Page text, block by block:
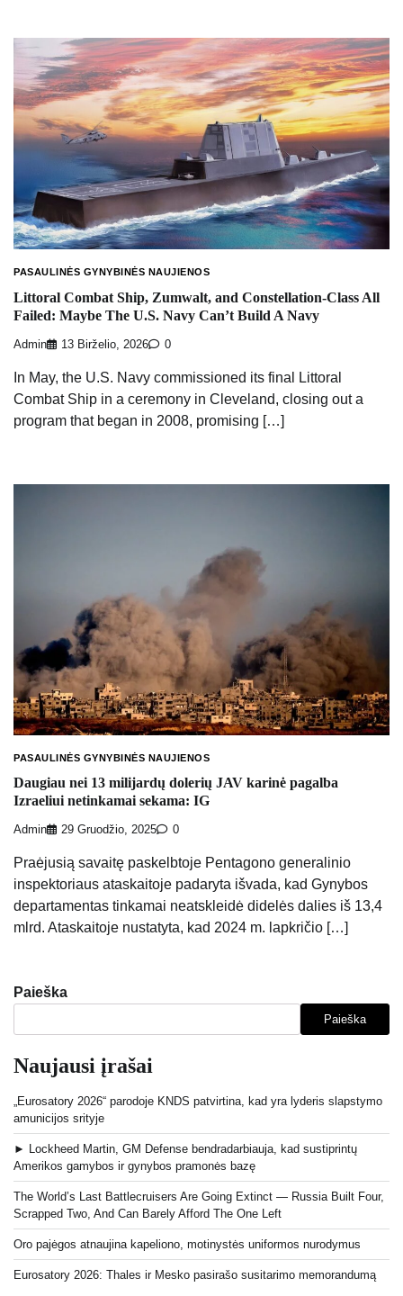
PASAULINĖS GYNYBINĖS NAUJIENOS
Littoral Combat Ship, Zumwalt, and Constellation-Class All
Failed: Maybe The U.S. Navy Can’t Build A Navy
Admin 13 Birželio, 2026 0
In May, the U.S. Navy commissioned its final Littoral
Combat Ship in a ceremony in Cleveland, closing out a
program that began in 2008, promising […]
PASAULINĖS GYNYBINĖS NAUJIENOS
Daugiau nei 13 milijardų dolerių JAV karinė pagalba
Izraeliui netinkamai sekama: IG
Admin 29 Gruodžio, 2025 0
Praėjusią savaitę paskelbtoje Pentagono generalinio
inspektoriaus ataskaitoje padaryta išvada, kad Gynybos
departamentas tinkamai neatskleidė didelės dalies iš 13,4
mlrd. Ataskaitoje nustatyta, kad 2024 m. lapkričio […]
Paieška
Paieška
Naujausi įrašai
„Eurosatory 2026“ parodoje KNDS patvirtina, kad yra lyderis slapstymo
amunicijos srityje
► Lockheed Martin, GM Defense bendradarbiauja, kad sustiprintų
Amerikos gamybos ir gynybos pramonės bazę
The World’s Last Battlecruisers Are Going Extinct — Russia Built Four,
Scrapped Two, And Can Barely Afford The One Left
Oro pajėgos atnaujina kapeliono, motinystės uniformos nurodymus
Eurosatory 2026: Thales ir Mesko pasirašo susitarimo memorandumą